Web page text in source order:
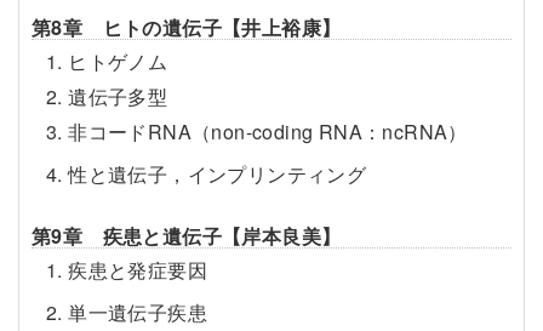
第8章 ヒトの遺伝子【井上裕康】
1. ヒトゲノム
2. 遺伝子多型
3. 非コードRNA（non-coding RNA：ncRNA）
4. 性と遺伝子，インプリンティング
第9章 疾患と遺伝子【岸本良美】
1. 疾患と発症要因
2. 単一遺伝子疾患